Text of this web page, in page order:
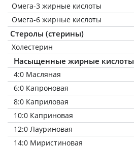
Омега-3 жирные кислоты
Омега-6 жирные кислоты
Стеролы (стерины)
Холестерин
Насыщенные жирные кислоты
4:0 Масляная
6:0 Капроновая
8:0 Каприловая
10:0 Каприновая
12:0 Лауриновая
14:0 Миристиновая